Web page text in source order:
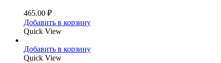
465.00 ₽
Добавить в корзину
Quick View
Добавить в корзину
Quick View